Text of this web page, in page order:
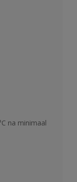
na minimaal